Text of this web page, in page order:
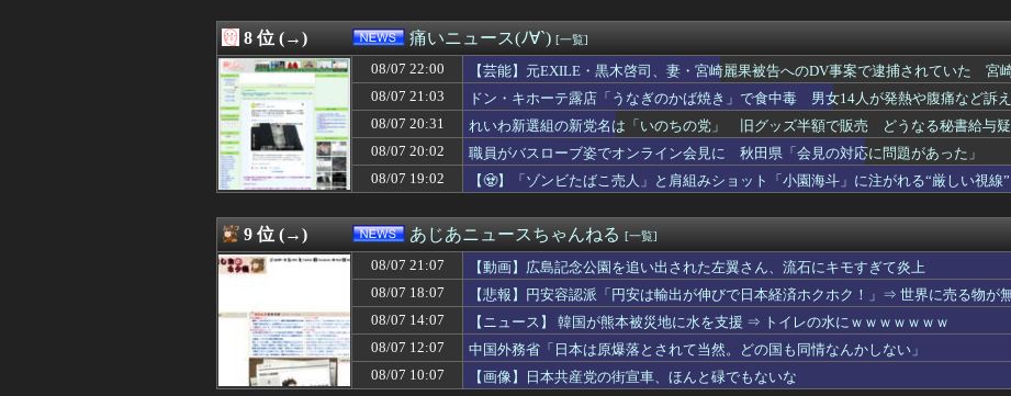
08/07 22:29
”かのかり”とかいう誰が見てるのか謎の漫画ｗｗｗｗｗ
08/07 22:29
ひろゆき氏の妻・西村ゆか氏、新党結成巡る”ブチギレ”投稿を謝罪「配慮に欠けた行...
08/07 22:28
粋じゃねぇ！トランプの暴言にカナダが啖呵を切ったってぇ話だ（海外の反応）
08/07 22:28
【画像】エッチなソシャゲキャラ、水着姿を主人公に褒められ照れるwwwwww
08/07 22:28
少女2人にAV見せた後「インコ見せる」と誘導…公園でわいせつ 75歳男逮捕
08/07 22:25
【悲報】彼女のま●こがなんかおかしいｗｗｗｗｗｗｗｗｗｗwwww
08/07 22:25
【画像】手塚の必殺技、卑怯すぎるｗｗ
08/07 22:22
【驚愕】名作『リゼロ』凄い事に気付いたｗｗｗｗ『リゼロ』初めて見てるんだけど別...
08/07 22:22
女子生徒「土下座しながらオ○ニーしろ！」⇒ 日本の男子生徒への性的いじめ動画が...
08/07 22:20
ぜんじろう「高市さんの被災地視察動画は北朝鮮の記録映画かと思った。金正恩でも...
08/07 22:20
韓国人「韓国代表がロンドン五輪銅メダル剥奪の危機！海外メディアが『時効の壁を越...
08/07 22:19
【画像】爆乳コスプレイヤーさん、お○ぱいの現実を見せつけるｗｗｗ
時給500円で働いてるけど質問ある？
私が義両親に贈った日本酒を義兄嫁がお雑煮に足そうとして手をすべらせ足の上に落と...
08/07 22:18
既婚子持ちのおばさんとウワキした元彼から着たメールがどっかで聞いたことあるニュ...
08/07 22:18
【衝撃】アラフォーワイ、仕事をやめる決心をするｗｗｗｗｗ
08/07 22:18
【海外の反応】元巨人のマイコラスがメジャー10年在籍を迎える【MLB】
08/07 22:16
【速報】サウジ パキスタン トルコ３カ国 相互防衛協定締結
8 位 (→) 痛いニュース(ﾉ∀`) [一覧]
08/07 22:00
【芸能】元EXILE・黒木啓司、妻・宮崎麗果被告へのDV事案で逮捕されていた 宮
損傷の怪我
08/07 21:03
ドン・キホーテ露店「うなぎのかば焼き」で食中毒 男女14人が発熱や腹痛など訴
08/07 20:31
れいわ新選組の新党名は「いのちの党」 旧グッズ半額で販売 どうなる秘書給与
08/07 20:02
職員がバスローブ姿でオンライン会見に 秋田県「会見の対応に問題があった」
08/07 19:02
【🧟】「ゾンビたばこ売人」と肩組みショット「小園海斗」に注がれる“厳しい視
9 位 (→) あじあニュースちゃんねる [一覧]
08/07 21:07
【動画】広島記念公園を追い出された左翼さん、流石にキモすぎて炎上
08/07 18:07
【悲報】円安容認派「円安は輸出が伸びで日本経済ホクホク！」⇒ 世界に売る物が
08/07 14:07
【ニュース】 韓国が熊本被災地に水を支援 ⇒ トイレの水にｗｗｗｗｗｗｗ
08/07 12:07
中国外務省「日本は原爆落とされて当然。どの国も同情なんかしない」
08/07 10:07
【画像】日本共産党の街宣車、ほんと碌でもないな